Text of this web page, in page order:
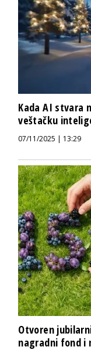
Kada AI stvara
veštačku
07/11/2025 | 13:29
Otvoren
nagradni fond i